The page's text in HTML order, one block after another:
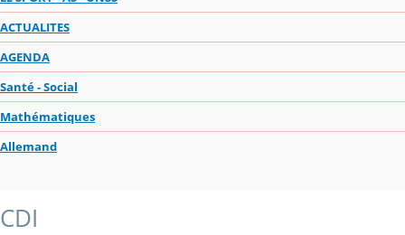
ACTUALITES
AGENDA
Santé - Social
Mathématiques
Allemand
CDI